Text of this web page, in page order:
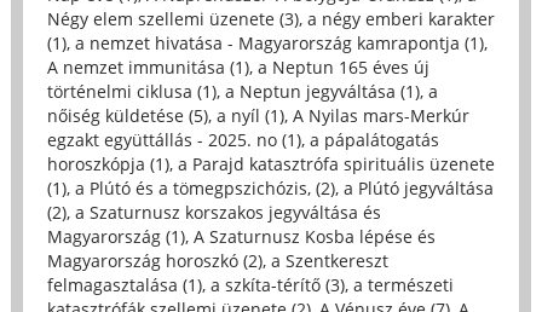
Négy elem szellemi üzenete (3), a négy emberi karakter
(1), a nemzet hivatása - Magyarország kamrapontja (1),
A nemzet immunitása (1), a Neptun 165 éves új
történelmi ciklusa (1), a Neptun jegyváltása (1), a
nőiség küldetése (5), a nyíl (1), A Nyilas mars-Merkúr
egzakt együttállás - 2025. no (1), a pápalátogatás
horoszkópja (1), a Parajd katasztrófa spirituális üzenete
(1), a Plútó és a tömegpszichózis, (2), a Plútó jegyváltása
(2), a Szaturnusz korszakos jegyváltása és
Magyarország (1), A Szaturnusz Kosba lépése és
Magyarország horoszkó (2), a Szentkereszt
felmagasztalása (1), a szkíta-térítő (3), a természeti